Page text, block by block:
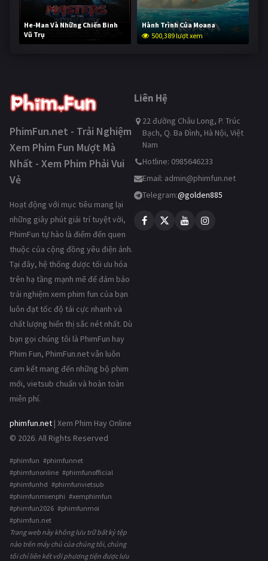
He-Man Và Những Chiến Binh
Vũ Trụ
249,955 lượt xem
Hành Trình Của Moana
500,389 lượt xem
PhimFun.net - Trải Nghiệm
Xem Phim Fun Mượt Mà
Nhất - Xem Phim Phải Vui
Vẻ
Hoạt động với mục tiêu mang lại
những giây phút giải trí tuyệt vời,
PhimFun tự hào là điểm đến quen
thuộc của cộng đồng yêu điện ảnh.
Tại đây, hệ thống được tối ưu hóa
trên hạ tầng mạnh mẽ để đảm bảo
trải nghiệm xem phim fun của bạn
luôn đạt tốc độ tải cực nhanh và
chất lượng hiển thị sắc nét nhất. Dù
bạn gọi chúng tôi là PhimFun hay
Phim Fun, PhimFun.net vẫn luôn
cam kết mang đến những bộ phim
mới, vietsub chuẩn và hoàn toàn
miễn phí.
phimfun.net | Xem Phim Hay Online
© 2026. All Rights Reserved
#phimfun #phimfunnet
#phimfunonline #phimfunofficial
#phimfunhd #phimfunvietsub
#phimfunmienphi #xemphimfun
#phimfun2026 #phimfunmoi
#phimfun.net
Trang web này không lưu trữ bất kỳ tệp
nào trên máy chủ của chúng tôi, chúng
tôi chỉ liên kết với phương tiện được lưu
Liên Hệ
22 đường Châu Long, P. Trúc
Bạch, Q. Ba Đình, Hà Nội, Việt
Nam
Hotline: 0985646233
Email: admin@phimfun.net
Telegram:@golden885